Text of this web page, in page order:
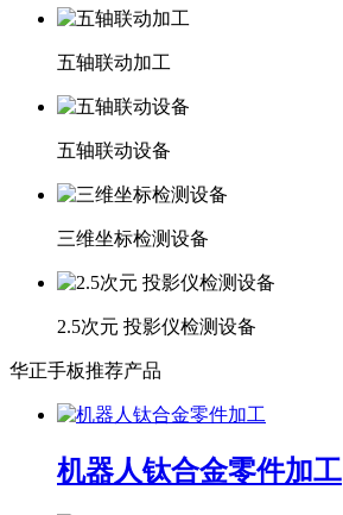
五轴联动加工
五轴联动设备
三维坐标检测设备
2.5次元 投影仪检测设备
华正手板推荐产品
机器人钛合金零件加工